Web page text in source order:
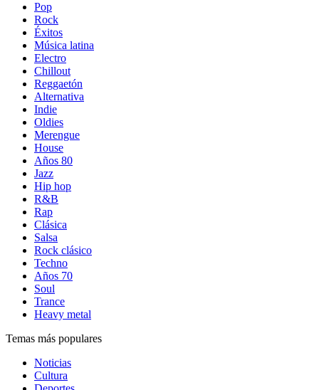
Pop
Rock
Éxitos
Música latina
Electro
Chillout
Reggaetón
Alternativa
Indie
Oldies
Merengue
House
Años 80
Jazz
Hip hop
R&B
Rap
Clásica
Salsa
Rock clásico
Techno
Años 70
Soul
Trance
Heavy metal
Temas más populares
Noticias
Cultura